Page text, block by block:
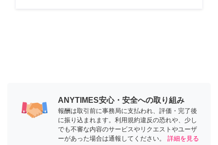
ANYTIMES安心・安全への取り組み
報酬は取引前に事務局に支払われ、評価・完了後
に振り込まれます。利用規約違反の恐れや、少し
でも不審な内容のサービスやリクエストやユーザ
ーがあった場合は通報してください。
詳細を見る